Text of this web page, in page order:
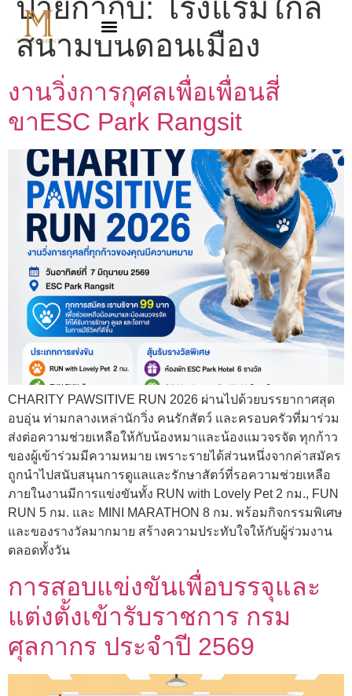
ป้ายกำกับ: โรงแรมใกล้
สนามบินดอนเมือง
งานวิ่งการกุศลเพื่อเพื่อนสี่
ขาESC Park Rangsit
CHARITY PAWSITIVE RUN 2026 ผ่านไปด้วยบรรยากาศสุด
อบอุ่น ท่ามกลางเหล่านักวิ่ง คนรักสัตว์ และครอบครัวที่มาร่วม
ส่งต่อความช่วยเหลือให้กับน้องหมาและน้องแมวจรจัด ทุกก้าว
ของผู้เข้าร่วมมีความหมาย เพราะรายได้ส่วนหนึ่งจากค่าสมัคร
ถูกนำไปสนับสนุนการดูแลและรักษาสัตว์ที่รอความช่วยเหลือ
ภายในงานมีการแข่งขันทั้ง RUN with Lovely Pet 2 กม., FUN
RUN 5 กม. และ MINI MARATHON 8 กม. พร้อมกิจกรรมพิเศษ
และของรางวัลมากมาย สร้างความประทับใจให้กับผู้ร่วมงาน
ตลอดทั้งวัน
การสอบแข่งขันเพื่อบรรจุและ
แต่งตั้งเข้ารับราชการ กรม
ศุลกากร ประจำปี 2569